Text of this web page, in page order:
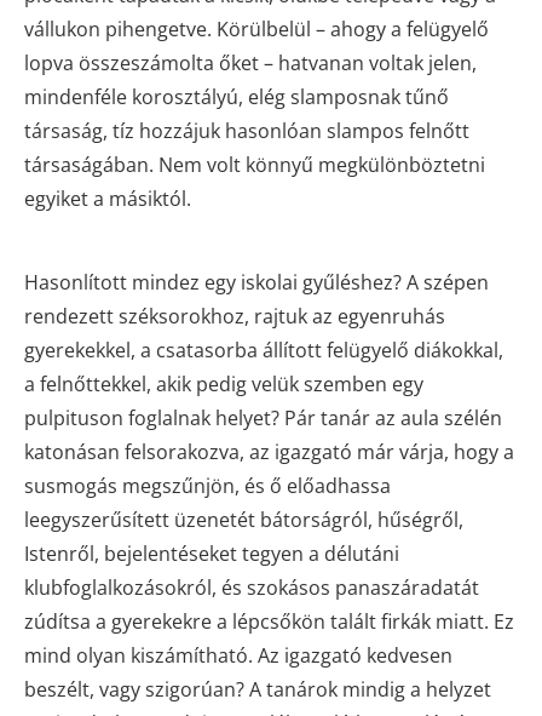
vállukon pihengetve. Körülbelül – ahogy a felügyelő
lopva összeszámolta őket – hatvanan voltak jelen,
mindenféle korosztályú, elég slamposnak tűnő
társaság, tíz hozzájuk hasonlóan slampos felnőtt
társaságában. Nem volt könnyű megkülönböztetni
egyiket a másiktól.
Hasonlított mindez egy iskolai gyűléshez? A szépen
rendezett széksorokhoz, rajtuk az egyenruhás
gyerekekkel, a csatasorba állított felügyelő diákokkal,
a felnőttekkel, akik pedig velük szemben egy
pulpituson foglalnak helyet? Pár tanár az aula szélén
katonásan felsorakozva, az igazgató már várja, hogy a
susmogás megszűnjön, és ő előadhassa
leegyszerűsített üzenetét bátorságról, hűségről,
Istenről, bejelentéseket tegyen a délutáni
klubfoglalkozásokról, és szokásos panaszáradatát
zúdítsa a gyerekekre a lépcsőkön talált firkák miatt. Ez
mind olyan kiszámítható. Az igazgató kedvesen
beszélt, vagy szigorúan? A tanárok mindig a helyzet